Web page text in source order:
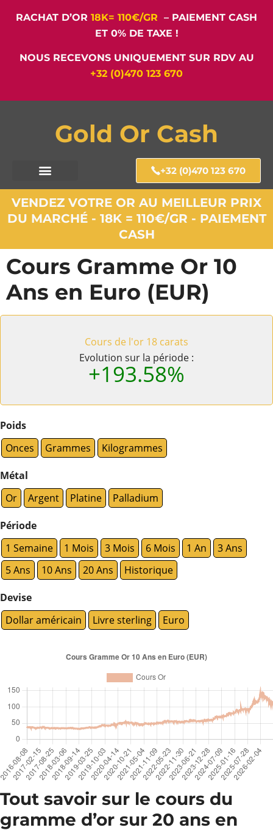
RACHAT D’OR 18K= 110€/GR – PAIEMENT CASH
ET 0% DE TAXE !
NOUS RECEVONS UNIQUEMENT SUR RDV AU
+32 (0)470 123 670
Gold Or Cash
+32 (0)470 123 670
VENDEZ VOTRE OR AU MEILLEUR PRIX
DU MARCHÉ - 18K = 110€/GR - PAIEMENT
CASH
Cours Gramme Or 10
Ans en Euro (EUR)
Cours de l'or 18 carats
Evolution sur la période :
+193.58%
Poids
Onces
Grammes Kilogrammes
Métal
Or
Argent Platine Palladium
Période
1 Semaine
1 Mois 3 Mois 6 Mois 1 An
3 Ans
5 Ans
10 Ans 20 Ans Historique
Devise
Dollar américain
Livre sterling Euro
Tout savoir sur le cours du
gramme d’or sur 20 ans en